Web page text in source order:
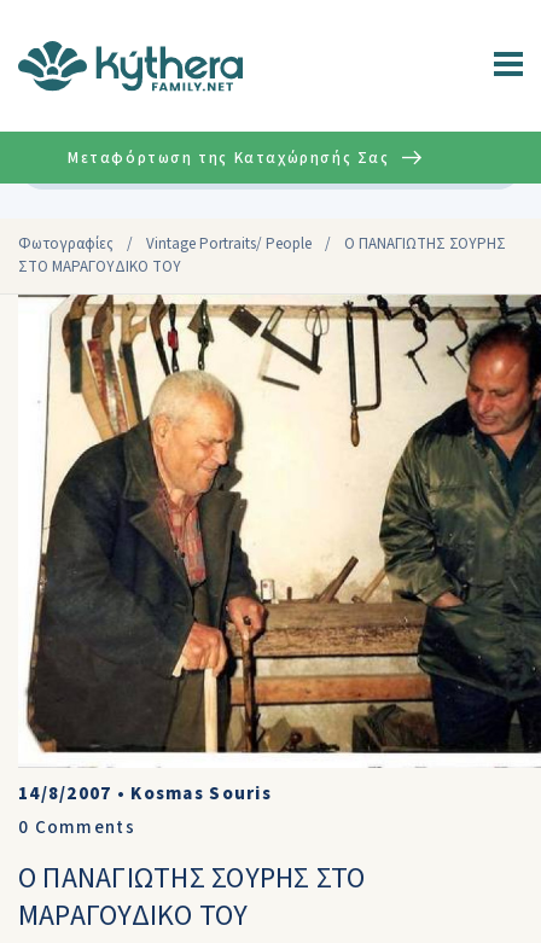
Φωτογραφίες / Vintage Portraits/ People /
Ο ΠΑΝΑΓΙΩΤΗΣ ΣΟΥΡΗΣ
ΣΤΟ ΜΑΡΑΓΟΥΔΙΚΟ ΤΟΥ
Μεταφόρτωση της Καταχώρησής Σας
14/8/2007 • Kosmas Souris
0 Comments
Ο ΠΑΝΑΓΙΩΤΗΣ ΣΟΥΡΗΣ ΣΤΟ
ΜΑΡΑΓΟΥΔΙΚΟ ΤΟΥ